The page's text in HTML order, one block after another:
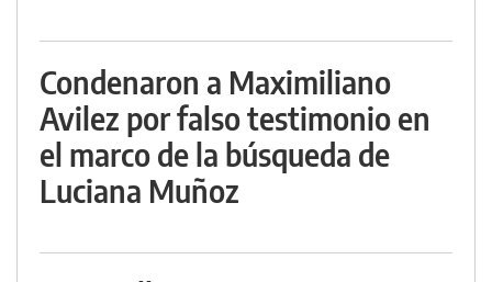
Condenaron a Maximiliano
Avilez por falso testimonio en
el marco de la búsqueda de
Luciana Muñoz